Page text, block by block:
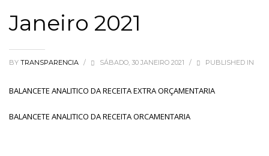
Janeiro 2021
BY TRANSPARENCIA / SÁBADO, 30 JANEIRO 2021 / PUBLISHED IN
BALANCETE ANALITICO DA RECEITA EXTRA ORÇAMENTARIA
BALANCETE ANALITICO DA RECEITA ORCAMENTARIA